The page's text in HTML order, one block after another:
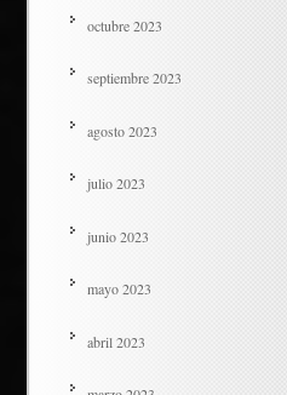
octubre 2023
septiembre 2023
agosto 2023
julio 2023
junio 2023
mayo 2023
abril 2023